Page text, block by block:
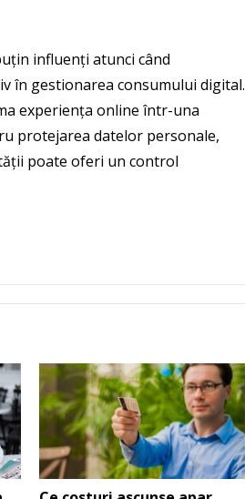
influenți atunci când
în gestionarea consumului digital.
experiența online într-una
protejarea datelor personale,
poate oferi un control